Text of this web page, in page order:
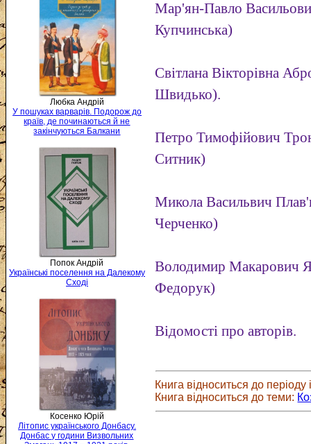
Любка Андрій
У пошуках варварів. Подорож до
країв, де починаються й не
закінчуються Балкани
Попок Андрій
Українські поселення на Далекому
Сході
Косенко Юрій
Літопис українського Донбасу.
Донбас у години Визвольних
Мар'ян-Павло
Купчинська)
Світлана Вікторівна
Швидько).
Петро Тимофійович
Ситник)
Микола Васильвич
Черченко)
Володимир Макарович
Федорук)
Відомості про авторів.
Книга відноситься до періоду
Книга відноситься до теми: